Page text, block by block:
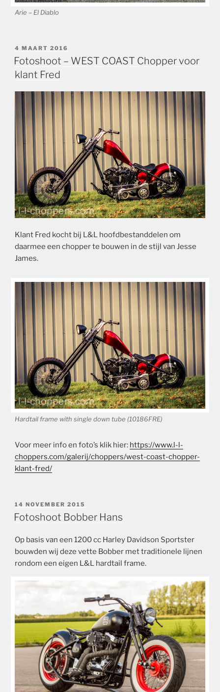
Arie – El Diablo
GEPLAATST
OP
4 MAART 2016
Fotoshoot – WEST COAST Chopper voor
klant Fred
Klant Fred kocht bij L&L hoofdbestanddelen om
daarmee een chopper te bouwen in de stijl van Jesse
James.
Hardtail frame with single down tube (10186FRE)
Voor meer info en foto’s klik hier: https://www.l-l-
choppers.com/galerij/choppers/west-coast-chopper-
klant-fred/
GEPLAATST
OP
14 NOVEMBER 2015
Fotoshoot Bobber Hans
Op basis van een 1200 cc Harley Davidson Sportster
bouwden wij deze vette Bobber met traditionele lijnen
rondom een eigen L&L hardtail frame.